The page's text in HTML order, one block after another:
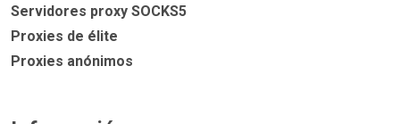
Servidores proxy SOCKS5
Proxies de élite
Proxies anónimos